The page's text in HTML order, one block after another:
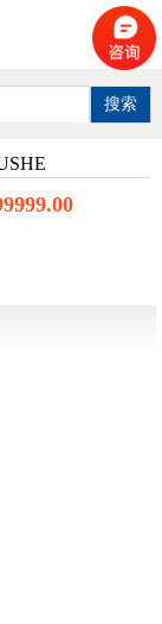
搜索